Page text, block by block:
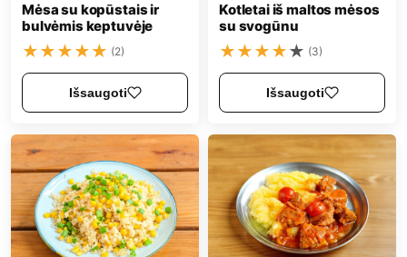
Mėsa su kopūstais ir
bulvėmis keptuvėje
★★★★★ (2)
Išsaugoti
Kotletai iš maltos mėsos
su svogūnu
★★★★★ (3)
Išsaugoti